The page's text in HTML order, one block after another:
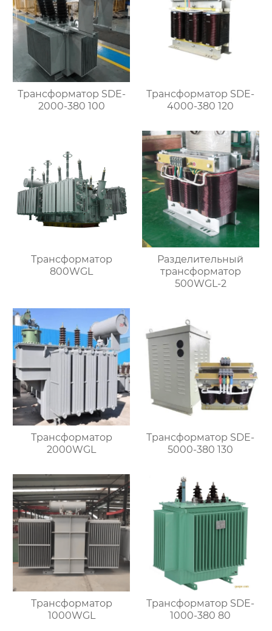
Трансформатор SDE-
2000-380 100
Трансформатор SDE-
4000-380 120
Трансформатор
800WGL
Разделительный
трансформатор
500WGL-2
Трансформатор
2000WGL
Трансформатор SDE-
5000-380 130
Трансформатор
1000WGL
Трансформатор SDE-
1000-380 80